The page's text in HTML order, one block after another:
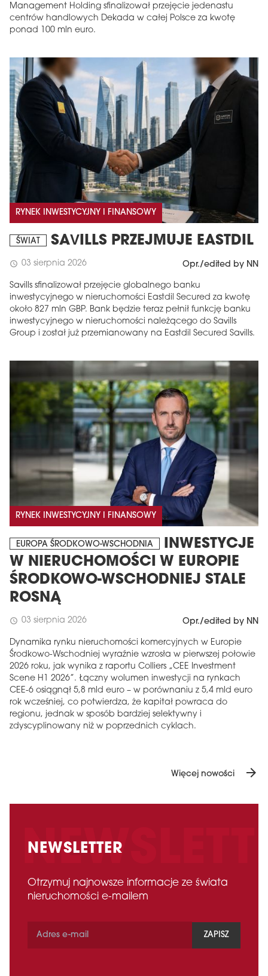
Management Holding sfinalizował przejęcie jedenastu
centrów handlowych Dekada w całej Polsce za kwotę
ponad 100 mln euro.
RYNEK INWESTYCYJNY I FINANSOWY
ŚWIAT SAVILLS PRZEJMUJE EASTDIL
schedule 03 sierpnia 2026 Opr./edited by NN
Savills sfinalizował przejęcie globalnego banku
inwestycyjnego w nieruchomości Eastdil Secured za kwotę
około 827 mln GBP. Bank będzie teraz pełnił funkcję banku
inwestycyjnego w nieruchomości należącego do Savills
Group i został już przemianowany na Eastdil Secured Savills.
RYNEK INWESTYCYJNY I FINANSOWY
EUROPA ŚRODKOWO-WSCHODNIA
INWESTYCJE
W NIERUCHOMOŚCI W EUROPIE
ŚRODKOWO-WSCHODNIEJ STALE
ROSNĄ
schedule 03 sierpnia 2026 Opr./edited by NN
Dynamika rynku nieruchomości komercyjnych w Europie
Środkowo-Wschodniej wyraźnie wzrosła w pierwszej połowie
2026 roku, jak wynika z raportu Colliers „CEE Investment
Scene H1 2026”. Łączny wolumen inwestycji na rynkach
CEE-6 osiągnął 5,8 mld euro – w porównaniu z 5,4 mld euro
rok wcześniej, co potwierdza, że ​​kapitał powraca do
regionu, jednak w sposób bardziej selektywny i
zdyscyplinowany niż w poprzednich cyklach.
Więcej nowości arrow_forward
NEWSLETTER
Otrzymuj najnowsze informacje ze świata
nieruchomości e-mailem
ZAPISZ